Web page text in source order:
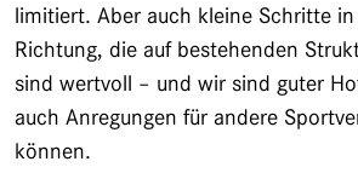
limitiert. Aber auch kleine Schritte
Richtung, die auf bestehenden
sind wertvoll – und wir sind guter
auch Anregungen für andere
können.